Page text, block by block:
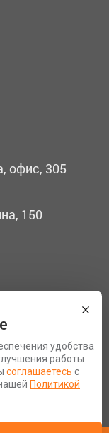
офис, 305
150
удобства
работы
соглашаетесь с
Политикой